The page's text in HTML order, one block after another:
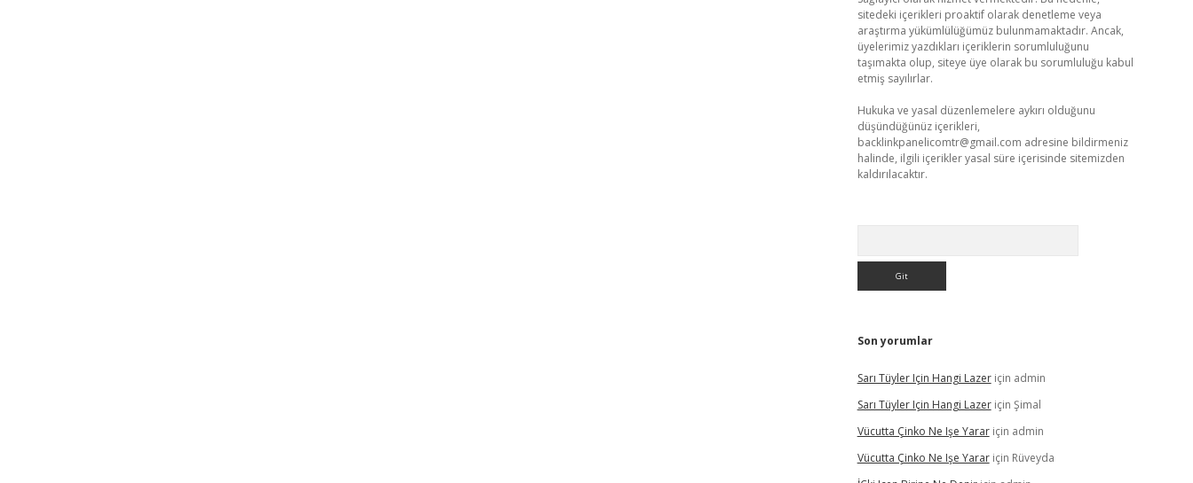
sitedeki içerikleri proaktif olarak denetleme veya
araştırma yükümlülüğümüz bulunmamaktadır. Ancak,
üyelerimiz yazdıkları içeriklerin sorumluluğunu
taşımakta olup, siteye üye olarak bu sorumluluğu kabul
etmiş sayılırlar.
Hukuka ve yasal düzenlemelere aykırı olduğunu
düşündüğünüz içerikleri,
backlinkpanelicomtr@gmail.com adresine bildirmeniz
halinde, ilgili içerikler yasal süre içerisinde sitemizden
kaldırılacaktır.
Son yorumlar
Sarı Tüyler Için Hangi Lazeriçin admin
Sarı Tüyler Için Hangi Lazeriçin Şimal
Vücutta Çinko Ne Işe Yarariçin admin
Vücutta Çinko Ne Işe Yarariçin Rüveyda